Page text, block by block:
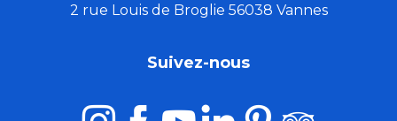
2 rue Louis de Broglie 56038 Vannes
Suivez-nous